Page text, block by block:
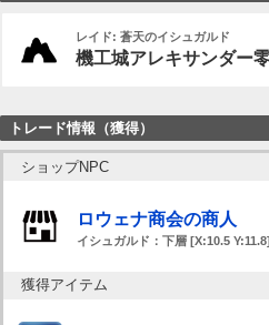
レイド: 蒼天のイシュガルド
機工城アレキサンダー
トレード情報（獲得）
ショップNPC
ロウェナ商会の商人
イシュガルド：下層 [X:10.5 Y:11.8]
獲得アイテム